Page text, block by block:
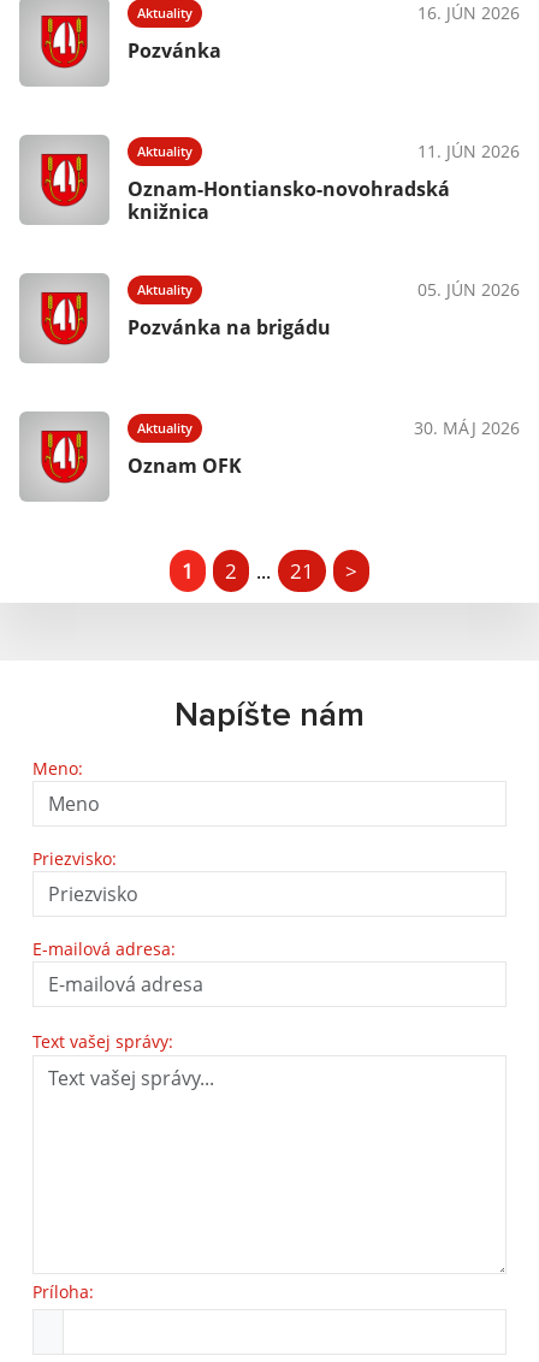
Aktuality 16. JÚN 2026
Pozvánka
Aktuality 11. JÚN 2026
Oznam-Hontiansko-novohradská
knižnica
Aktuality 05. JÚN 2026
Pozvánka na brigádu
Aktuality 30. MÁJ 2026
Oznam OFK
1 2 ... 21 >
Napíšte nám
Meno:
Priezvisko:
E-mailová adresa:
Text vašej správy:
Príloha: